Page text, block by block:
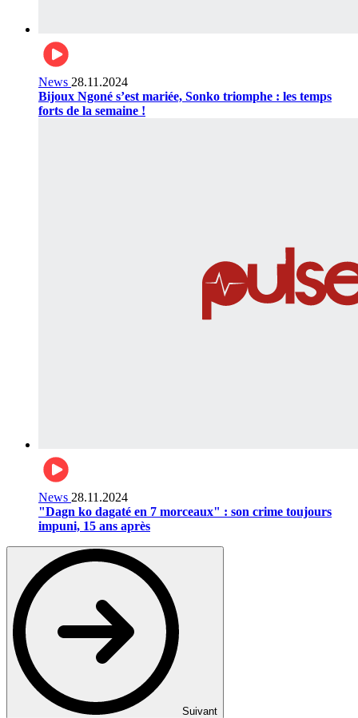
News 28.11.2024
Bijoux Ngoné s’est mariée, Sonko triomphe : les temps
forts de la semaine !
News 28.11.2024
"Dagn ko dagaté en 7 morceaux" : son crime toujours
impuni, 15 ans après
Suivant